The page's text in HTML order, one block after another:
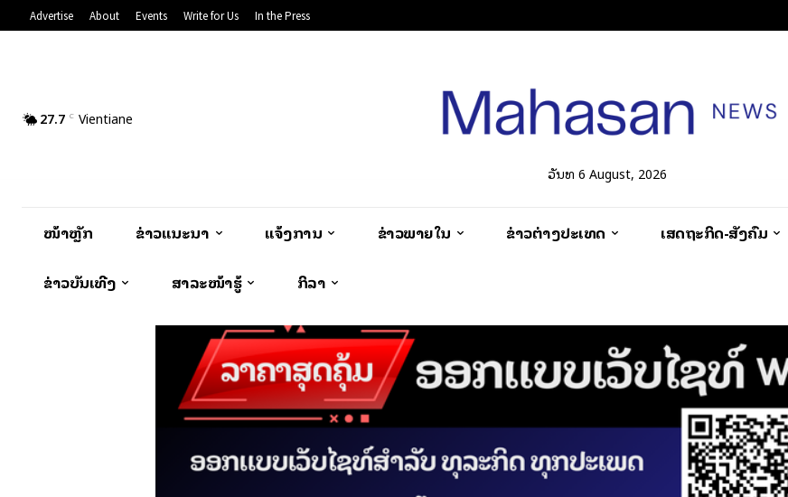
Advertise About Events Write for Us In the Press
27.7 C Vientiane
ວັນທີ 6 August, 2026
ໜ້າຫຼັກ ຂ່າວແນະນຳ ແຈ້ງການ ຂ່າວພາຍໃນ ຂ່າວຕ່າງປະເທດ ເສດຖະກິດ-ສັງຄົມ
ຂ່າວບັນເທີງ ສາລະໜ້າຮູ້ ກິລາ